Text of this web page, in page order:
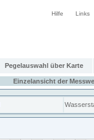
Hilfe Links
Pegelauswahl über Karte
Einzelansicht der